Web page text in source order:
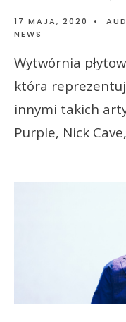
17 MAJA, 2020 •
NEWS
Wytwórnia
która
innymi takich
Purple, Nick